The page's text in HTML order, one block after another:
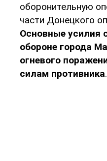
оборонительную
части Донецкого
Основные усилия
обороне города
огневого
силам противника.